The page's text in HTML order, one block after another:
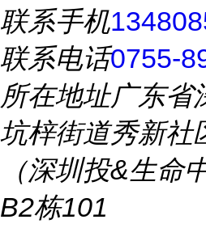
联系手机
联系电话0755-
所在地址广东省
坑梓街道秀新社
（深圳投&生命
B2栋101